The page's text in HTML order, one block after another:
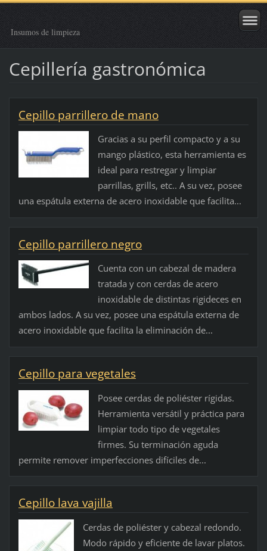
Insumos de limpieza
Cepillería gastronómica
Cepillo parrillero de mano
Gracias a su perfil compacto y a su
mango plástico, esta herramienta es
ideal para restregar y limpiar
parrillas, grills, etc.. A su vez, posee
una espátula externa de acero inoxidable que facilita...
Cepillo parrillero negro
Cuenta con un cabezal de madera
tratada y con cerdas de acero
inoxidable de distintas rigideces en
ambos lados. A su vez, posee una espátula externa de
acero inoxidable que facilita la eliminación de...
Cepillo para vegetales
Posee cerdas de poliéster rígidas.
Herramienta versátil y práctica para
limpiar todo tipo de vegetales
firmes. Su terminación aguda
permite remover imperfecciones difíciles de...
Cepillo lava vajilla
Cerdas de poliéster y cabezal redondo.
Modo rápido y eficiente de lavar platos.